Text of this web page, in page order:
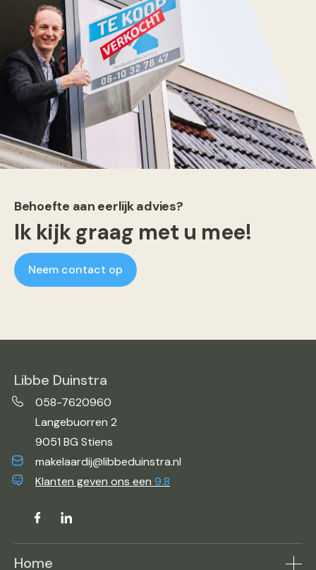
Behoefte aan eerlijk advies?
Ik kijk graag met u mee!
Neem contact op
Libbe Duinstra
058-7620960
Langebuorren 2
9051 BG Stiens
makelaardij@libbeduinstra.nl
Klanten geven ons een 9.8
Home